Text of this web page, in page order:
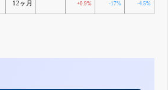
12ヶ月
+0.9% -17% -4.5%